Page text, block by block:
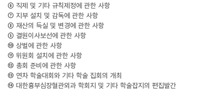
⑥ 직제 및 기타 규칙제정에 관한 사항
⑦ 지부 설치 및 감독에 관한 사항
⑧ 재산의 득실 및 변경에 관한 사항
⑨ 결원이사보선에 관한 사항
⑩ 상벌에 관한 사항
⑪ 위원회 설치에 관한 사항
⑫ 총회 준비에 관한 사항
⑬ 연차 학술대회와 기타 학술 집회의 개최
⑭ 대한흉부심장혈관외과 학회지 및 기타 학술잡지의 편집발간